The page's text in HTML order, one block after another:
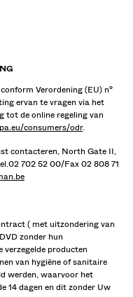
Verordening (EU) n°
ervan te vragen via het
tot de online regeling van
consumers/odr.
contacteren, North Gate II,
702 52 00/Fax 02 808 71
( met uitzondering van
zonder hun
producten
van hygiëne of sanitaire
werden, waarvoor het
14 dagen en dit zonder Uw